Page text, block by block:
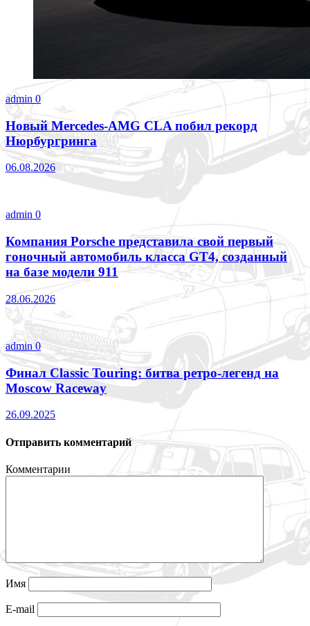
admin0
Новый Mercedes-AMG CLA побил рекорд
Нюрбургринга
06.08.2026
admin 0
Компания Porsche представила свой первый
гоночный автомобиль класса GT4, созданный
на базе модели 911
28.06.2026
admin0
Финал Classic Touring: битва ретро-легенд на
Moscow Raceway
26.09.2025
Отправить комментарий
Комментарии
Имя
E-mail